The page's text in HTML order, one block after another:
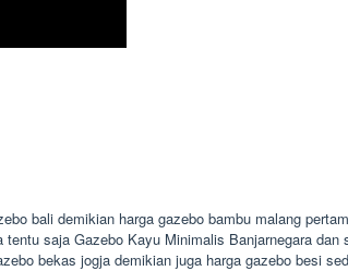
bali demikian harga gazebo bambu malang
saja Gazebo Kayu Minimalis Banjarnegara dan
bekas jogja demikian juga harga gazebo besi